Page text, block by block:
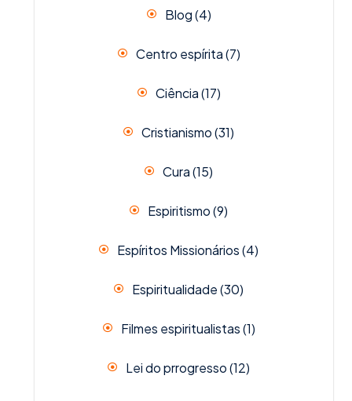
Blog(4)
Centro espírita(7)
Ciência(17)
Cristianismo(31)
Cura(15)
Espiritismo(9)
Espíritos Missionários(4)
Espiritualidade(30)
Filmes espiritualistas(1)
Lei do prrogresso(12)